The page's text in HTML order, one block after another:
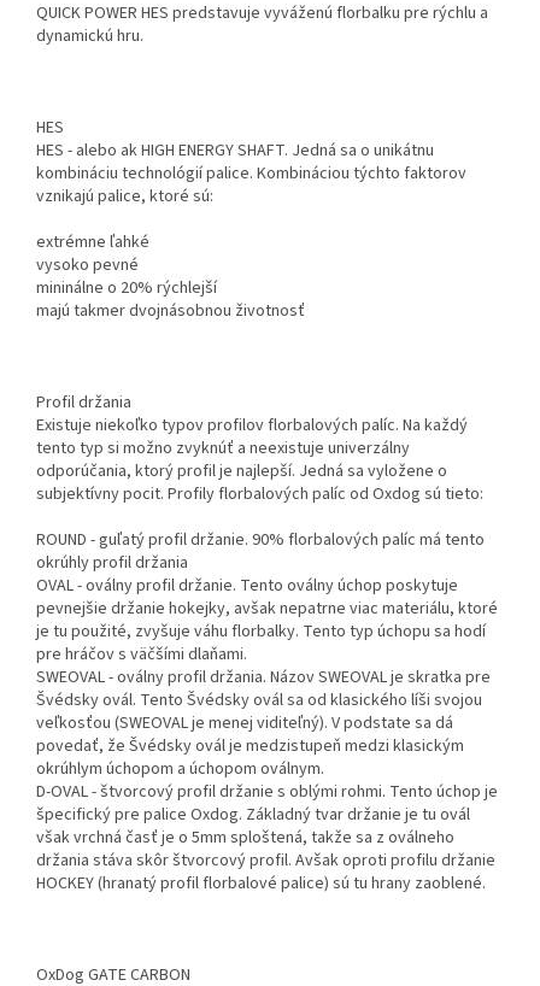
QUICK POWER HES predstavuje vyváženú florbalku pre rýchlu a
dynamickú hru.
HES
HES - alebo ak HIGH ENERGY SHAFT. Jedná sa o unikátnu
kombináciu technológií palice. Kombináciou týchto faktorov
vznikajú palice, ktoré sú:
extrémne ľahké
vysoko pevné
mininálne o 20% rýchlejší
majú takmer dvojnásobnou životnosť
Profil držania
Existuje niekoľko typov profilov florbalových palíc. Na každý
tento typ si možno zvyknúť a neexistuje univerzálny
odporúčania, ktorý profil je najlepší. Jedná sa vyložene o
subjektívny pocit. Profily florbalových palíc od Oxdog sú tieto:
ROUND - guľatý profil držanie. 90% florbalových palíc má tento
okrúhly profil držania
OVAL - oválny profil držanie. Tento oválny úchop poskytuje
pevnejšie držanie hokejky, avšak nepatrne viac materiálu, ktoré
je tu použité, zvyšuje váhu florbalky. Tento typ úchopu sa hodí
pre hráčov s väčšími dlaňami.
SWEOVAL - oválny profil držania. Názov SWEOVAL je skratka pre
Švédsky ovál. Tento Švédsky ovál sa od klasického líši svojou
veľkosťou (SWEOVAL je menej viditeľný). V podstate sa dá
povedať, že Švédsky ovál je medzistupeň medzi klasickým
okrúhlym úchopom a úchopom oválnym.
D-OVAL - štvorcový profil držanie s oblými rohmi. Tento úchop je
špecifický pre palice Oxdog. Základný tvar držanie je tu ovál
však vrchná časť je o 5mm sploštená, takže sa z oválneho
držania stáva skôr štvorcový profil. Avšak oproti profilu držanie
HOCKEY (hranatý profil florbalové palice) sú tu hrany zaoblené.
OxDog GATE CARBON